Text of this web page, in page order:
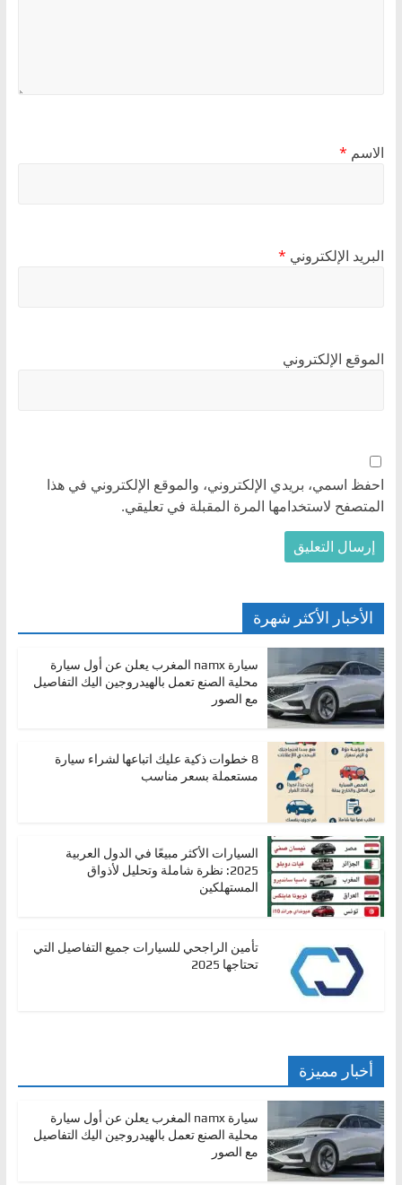
الاسم *
البريد الإلكتروني *
الموقع الإلكتروني
احفظ اسمي، بريدي الإلكتروني، والموقع الإلكتروني في هذا
المتصفح لاستخدامها المرة المقبلة في تعليقي.
الأخبار الأكثر شهرة
سيارة namx المغرب يعلن عن أول سيارة
محلية الصنع تعمل بالهيدروجين اليك التفاصيل
مع الصور
8 خطوات ذكية عليك اتباعها لشراء سيارة
مستعملة بسعر مناسب
السيارات الأكثر مبيعًا في الدول العربية
2025: نظرة شاملة وتحليل لأذواق
المستهلكين
تأمين الراجحي للسيارات جميع التفاصيل التي
تحتاجها 2025
أخبار مميزة
سيارة namx المغرب يعلن عن أول سيارة
محلية الصنع تعمل بالهيدروجين اليك التفاصيل
مع الصور